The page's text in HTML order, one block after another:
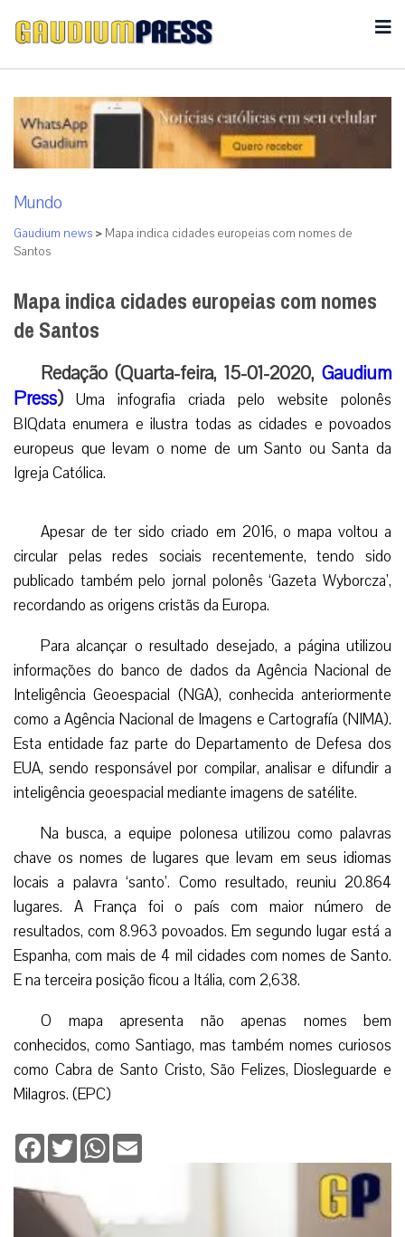
Mundo
Gaudium news > Mapa indica cidades europeias com nomes de
Santos
Mapa indica cidades europeias com nomes
de Santos
Redação (Quarta-feira, 15-01-2020, Gaudium
Press) Uma infografia criada pelo website polonês
BIQdata enumera e ilustra todas as cidades e povoados
europeus que levam o nome de um Santo ou Santa da
Igreja Católica.
Apesar de ter sido criado em 2016, o mapa voltou a
circular pelas redes sociais recentemente, tendo sido
publicado também pelo jornal polonês ‘Gazeta Wyborcza’,
recordando as origens cristãs da Europa.
Para alcançar o resultado desejado, a página utilizou
informações do banco de dados da Agência Nacional de
Inteligência Geoespacial (NGA), conhecida anteriormente
como a Agência Nacional de Imagens e Cartografía (NIMA).
Esta entidade faz parte do Departamento de Defesa dos
EUA, sendo responsável por compilar, analisar e difundir a
inteligência geoespacial mediante imagens de satélite.
Na busca, a equipe polonesa utilizou como palavras
chave os nomes de lugares que levam em seus idiomas
locais a palavra ‘santo’. Como resultado, reuniu 20.864
lugares. A França foi o país com maior número de
resultados, com 8.963 povoados. Em segundo lugar está a
Espanha, com mais de 4 mil cidades com nomes de Santo.
E na terceira posição ficou a Itália, com 2,638.
O mapa apresenta não apenas nomes bem
conhecidos, como Santiago, mas também nomes curiosos
como Cabra de Santo Cristo, São Felizes, Diosleguarde e
Milagros. (EPC)
Facebook
TwitterWhatsApp